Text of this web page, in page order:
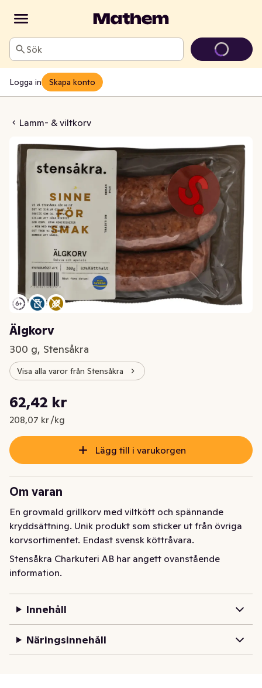
Sök
Logga in Skapa konto
Lamm- & viltkorv
Älgkorv
300 g, Stensåkra
Visa alla varor från Stensåkra
Nuvarande pris är: 62,42 kr
62,42 kr
208,07 kr /kg
Styckpris: 208,07 kr /kg
Lägg till i varukorgen
Om varan
En grovmald grillkorv med viltkött och spännande
kryddsättning. Unik produkt som sticker ut från övriga
korvsortimentet. Endast svensk köttråvara.
Stensåkra Charkuteri AB har angett ovanstående
information.
Innehåll
Näringsinnehåll